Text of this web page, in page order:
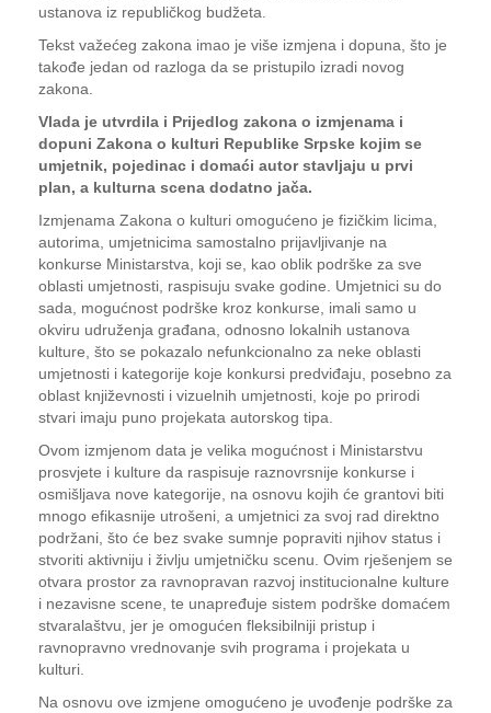
ustanova iz republičkog budžeta.
Tekst važećeg zakona imao je više izmjena i dopuna, što je
takođe jedan od razloga da se pristupilo izradi novog
zakona.
Vlada je utvrdila i Prijedlog zakona o izmjenama i
dopuni Zakona o kulturi Republike Srpske kojim se
umjetnik, pojedinac i domaći autor stavljaju u prvi
plan, a kulturna scena dodatno jača.
Izmjenama Zakona o kulturi omogućeno je fizičkim licima,
autorima, umjetnicima samostalno prijavljivanje na
konkurse Ministarstva, koji se, kao oblik podrške za sve
oblasti umjetnosti, raspisuju svake godine. Umjetnici su do
sada, mogućnost podrške kroz konkurse, imali samo u
okviru udruženja građana, odnosno lokalnih ustanova
kulture, što se pokazalo nefunkcionalno za neke oblasti
umjetnosti i kategorije koje konkursi predviđaju, posebno za
oblast književnosti i vizuelnih umjetnosti, koje po prirodi
stvari imaju puno projekata autorskog tipa.
Ovom izmjenom data je velika mogućnost i Ministarstvu
prosvjete i kulture da raspisuje raznovrsnije konkurse i
osmišljava nove kategorije, na osnovu kojih će grantovi biti
mnogo efikasnije utrošeni, a umjetnici za svoj rad direktno
podržani, što će bez svake sumnje popraviti njihov status i
stvoriti aktivniju i življu umjetničku scenu. Ovim rješenjem se
otvara prostor za ravnopravan razvoj institucionalne kulture
i nezavisne scene, te unapređuje sistem podrške domaćem
stvaralaštvu, jer je omogućen fleksibilniji pristup i
ravnopravno vrednovanje svih programa i projekata u
kulturi.
Na osnovu ove izmjene omogućeno je uvođenje podrške za